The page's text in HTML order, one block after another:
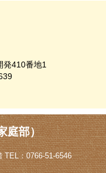
410番地1
庭部）
：0766-51-6546